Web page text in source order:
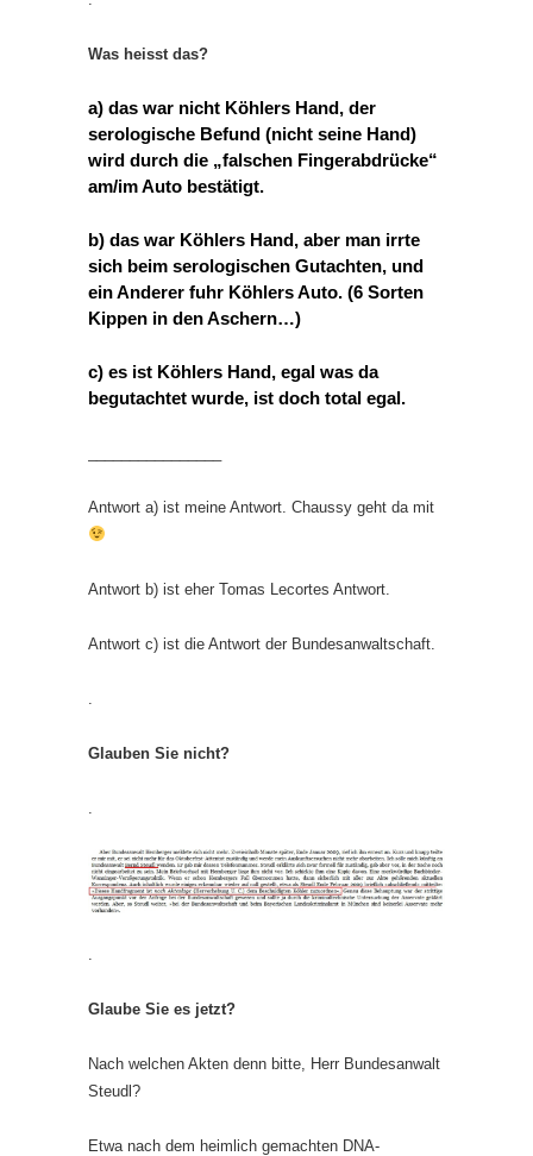
Was heisst das?
a) das war nicht Köhlers Hand, der
serologische Befund (nicht seine Hand)
wird durch die „falschen Fingerabdrücke“
am/im Auto bestätigt.
b) das war Köhlers Hand, aber man irrte
sich beim serologischen Gutachten, und
ein Anderer fuhr Köhlers Auto. (6 Sorten
Kippen in den Aschern…)
c) es ist Köhlers Hand, egal was da
begutachtet wurde, ist doch total egal.
Antwort a) ist meine Antwort. Chaussy geht da mit
Antwort b) ist eher Tomas Lecortes Antwort.
Antwort c) ist die Antwort der Bundesanwaltschaft.
Glauben Sie nicht?
Glaube Sie es jetzt?
Nach welchen Akten denn bitte, Herr Bundesanwalt
Steudl?
Etwa nach dem heimlich gemachten DNA-